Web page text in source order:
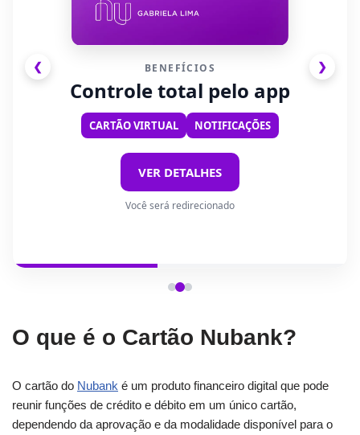
❮ ❯
BENEFÍCIOS
Controle total pelo app
CARTÃO VIRTUAL NOTIFICAÇÕES
VER DETALHES
Você será redirecionado
O que é o Cartão Nubank?
O cartão do Nubank é um produto financeiro digital que pode
reunir funções de crédito e débito em um único cartão,
dependendo da aprovação e da modalidade disponível para o